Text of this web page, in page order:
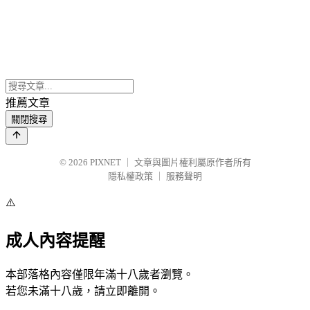
推薦文章
關閉搜尋
© 2026 PIXNET
文章與圖片權利屬原作者所有
隱私權政策
服務聲明
⚠️
成人內容提醒
本部落格內容僅限年滿十八歲者瀏覽。
若您未滿十八歲，請立即離開。